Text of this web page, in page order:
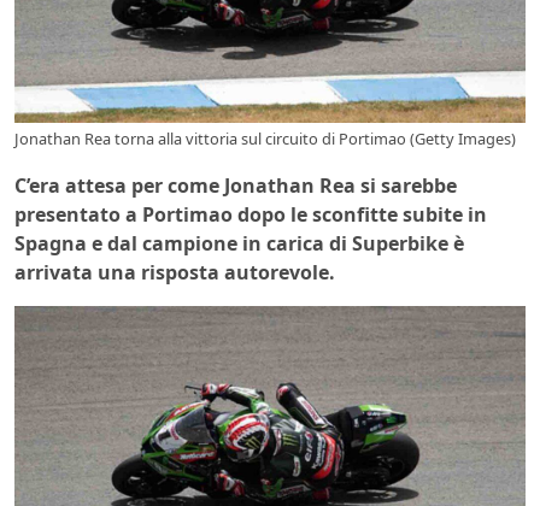
Jonathan Rea torna alla vittoria sul circuito di Portimao (Getty Images)
C’era attesa per come Jonathan Rea si sarebbe
presentato a Portimao dopo le sconfitte subite in
Spagna e dal campione in carica di Superbike è
arrivata una risposta autorevole.